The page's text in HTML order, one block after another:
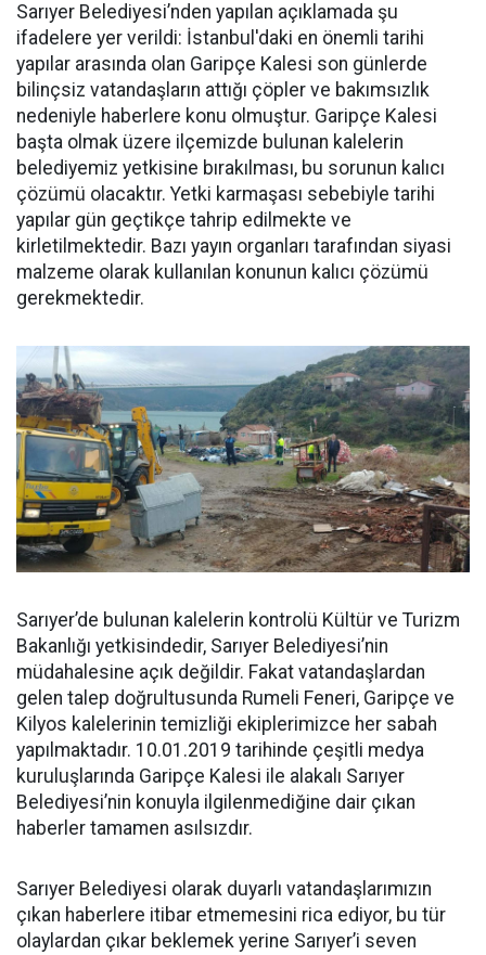
Sarıyer Belediyesi’nden yapılan açıklamada şu
ifadelere yer verildi: İstanbul'daki en önemli tarihi
yapılar arasında olan Garipçe Kalesi son günlerde
bilinçsiz vatandaşların attığı çöpler ve bakımsızlık
nedeniyle haberlere konu olmuştur. Garipçe Kalesi
başta olmak üzere ilçemizde bulunan kalelerin
belediyemiz yetkisine bırakılması, bu sorunun kalıcı
çözümü olacaktır. Yetki karmaşası sebebiyle tarihi
yapılar gün geçtikçe tahrip edilmekte ve
kirletilmektedir. Bazı yayın organları tarafından siyasi
malzeme olarak kullanılan konunun kalıcı çözümü
gerekmektedir.
Sarıyer’de bulunan kalelerin kontrolü Kültür ve Turizm
Bakanlığı yetkisindedir, Sarıyer Belediyesi’nin
müdahalesine açık değildir. Fakat vatandaşlardan
gelen talep doğrultusunda Rumeli Feneri, Garipçe ve
Kilyos kalelerinin temizliği ekiplerimizce her sabah
yapılmaktadır. 10.01.2019 tarihinde çeşitli medya
kuruluşlarında Garipçe Kalesi ile alakalı Sarıyer
Belediyesi’nin konuyla ilgilenmediğine dair çıkan
haberler tamamen asılsızdır.
Sarıyer Belediyesi olarak duyarlı vatandaşlarımızın
çıkan haberlere itibar etmemesini rica ediyor, bu tür
olaylardan çıkar beklemek yerine Sarıyer’i seven